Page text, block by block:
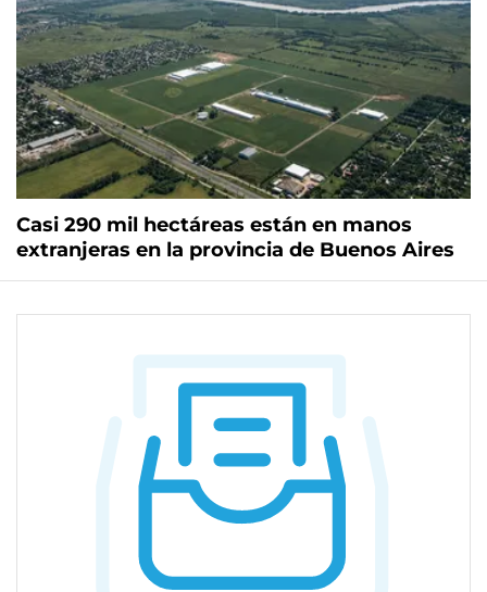
Casi 290 mil hectáreas están en manos
extranjeras en la provincia de Buenos Aires